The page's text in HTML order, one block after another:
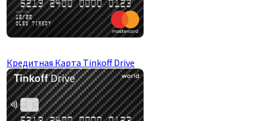
Кредитная Карта Tinkoff Drive